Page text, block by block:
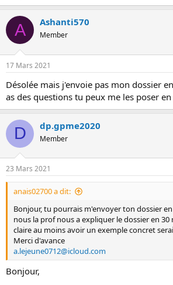
A Ashanti570
Member
17 Mars 2021
Désolée mais j'envoie pas mon dossier
as des questions tu peux me les poser
D dp.gpme2020
Member
23 Mars 2021
anais02700 a dit:
Bonjour, tu pourrais m'envoyer ton dossier
nous la prof nous a expliquer le dossier en
claire au moins avoir un exemple concret
Merci d'avance
a.lejeune0712@icloud.com
Bonjour,